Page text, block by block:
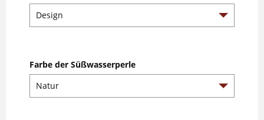
Farbe der Süßwasserperle